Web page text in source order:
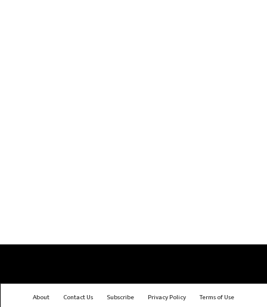
About Contact Us Subscribe Privacy Policy Terms of Use